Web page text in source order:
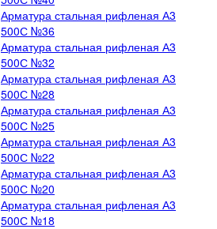
Арматура стальная рифленая А3
500С №36
Арматура стальная рифленая А3
500С №32
Арматура стальная рифленая А3
500С №28
Арматура стальная рифленая А3
500С №25
Арматура стальная рифленая А3
500С №22
Арматура стальная рифленая А3
500С №20
Арматура стальная рифленая А3
500С №18